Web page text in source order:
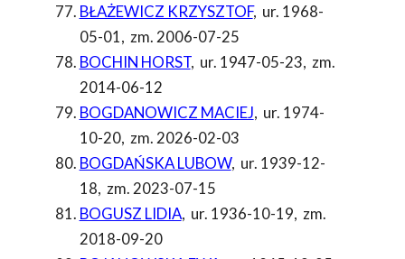
BŁAŻEWICZ KRZYSZTOF, ur. 1968-
05-01, zm. 2006-07-25
BOCHIN HORST, ur. 1947-05-23, zm.
2014-06-12
BOGDANOWICZ MACIEJ, ur. 1974-
10-20, zm. 2026-02-03
BOGDAŃSKA LUBOW, ur. 1939-12-
18, zm. 2023-07-15
BOGUSZ LIDIA, ur. 1936-10-19, zm.
2018-09-20